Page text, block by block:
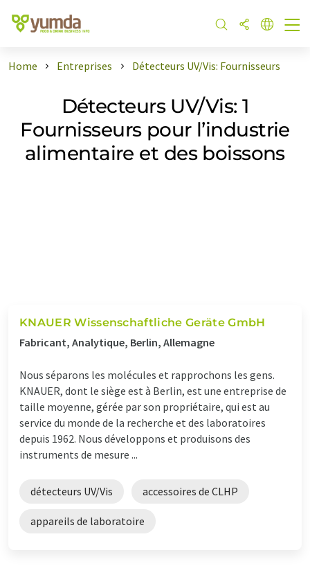
Home Entreprises Détecteurs UV/Vis: Fournisseurs
Détecteurs UV/Vis: 1
Fournisseurs pour l’industrie
alimentaire et des boissons
KNAUER Wissenschaftliche Geräte GmbH
Fabricant, Analytique, Berlin, Allemagne
Nous séparons les molécules et rapprochons les gens.
KNAUER, dont le siège est à Berlin, est une entreprise de
taille moyenne, gérée par son propriétaire, qui est au
service du monde de la recherche et des laboratoires
depuis 1962. Nous développons et produisons des
instruments de mesure ...
détecteurs UV/Vis accessoires de CLHP
appareils de laboratoire